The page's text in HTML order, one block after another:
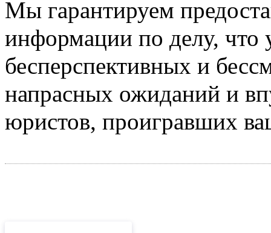
Мы гарантируем
информации по делу, что
бесперспективных и
напрасных ожиданий и
юристов, проигравших